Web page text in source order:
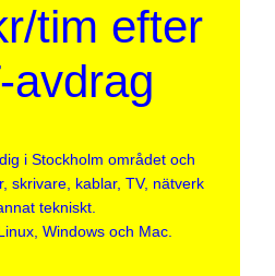
tim efter
avdrag
i Stockholm området och
skrivare, kablar, TV, nätverk
tekniskt.
Windows och Mac.